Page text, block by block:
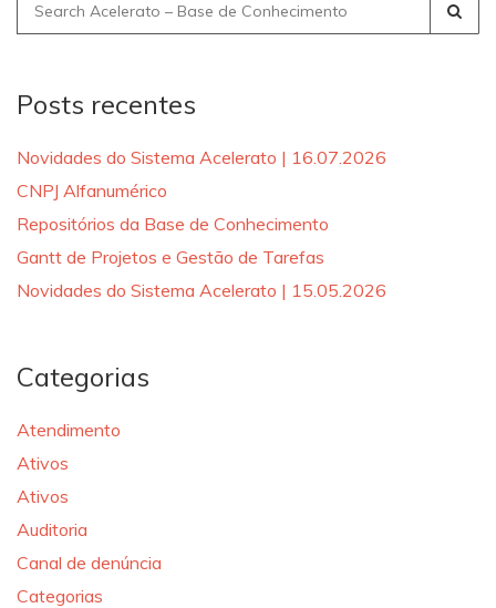
for:
Posts recentes
Novidades do Sistema Acelerato | 16.07.2026
CNPJ Alfanumérico
Repositórios da Base de Conhecimento
Gantt de Projetos e Gestão de Tarefas
Novidades do Sistema Acelerato | 15.05.2026
Categorias
Atendimento
Ativos
Ativos
Auditoria
Canal de denúncia
Categorias